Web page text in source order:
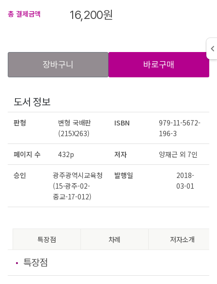
총 결제금액 16,200원
장바구니 바로구매
도서 정보
판형
변형 국배판
(215X263)
ISBN
979-11-5672-
196-3
페이지 수 432p 저자 양재근 외 7인
승인
광주광역시교육청
(15-광주-02-
중교-17-012)
발행일
2018-
03-01
특장점 차례 저자소개
특장점